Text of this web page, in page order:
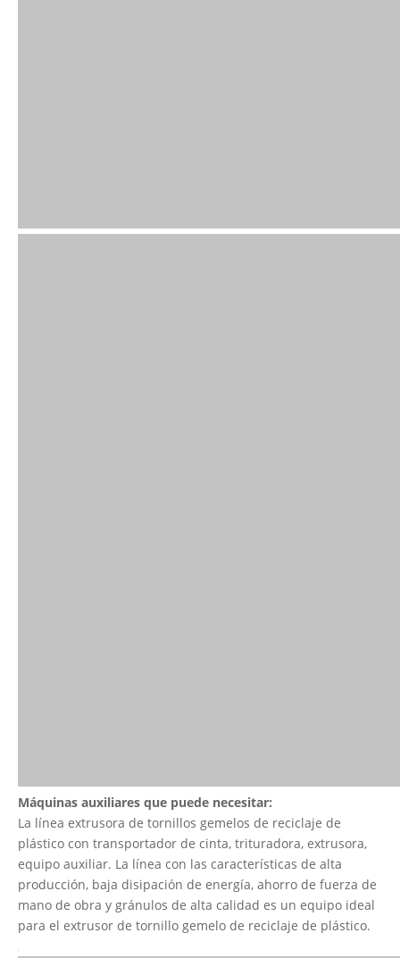
Máquinas auxiliares que puede necesitar:
La línea extrusora de tornillos gemelos de reciclaje de
plástico con transportador de cinta, trituradora, extrusora,
equipo auxiliar. La línea con las características de alta
producción, baja disipación de energía, ahorro de fuerza de
mano de obra y gránulos de alta calidad es un equipo ideal
para el extrusor de tornillo gemelo de reciclaje de plástico.